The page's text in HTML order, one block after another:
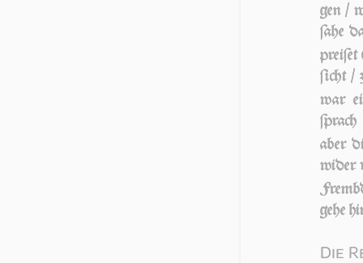
gen /
ſa­he
ſicht /
war
aber
wi­der
ge­he
Die